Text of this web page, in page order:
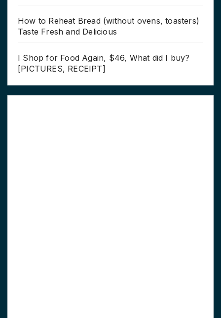
How to Reheat Bread (without ovens, toasters)
Taste Fresh and Delicious
I Shop for Food Again, $46, What did I buy?
[PICTURES, RECEIPT]